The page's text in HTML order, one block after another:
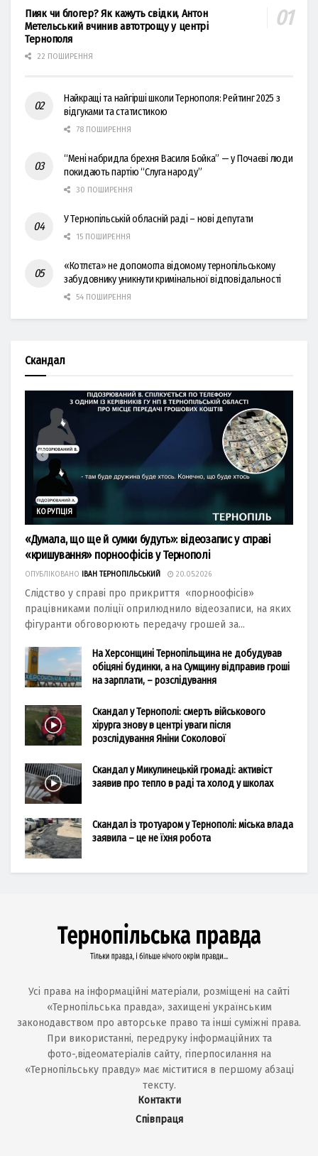
Пияк чи блогер? Як кажуть свідки, Антон
Метельський вчинив автотрощу у центрі
Тернополя
22 ПОШИРЕННЯ
Найкращі та найгірші школи Тернополя: Рейтинг 2025 з
відгуками та статистикою
78 ПОШИРЕННЯ
“Мені набридла брехня Василя Бойка” — у Почаєві люди
покидають партію “Слуга народу”
30 ПОШИРЕННЯ
У Тернопільській обласній раді – нові депутати
15 ПОШИРЕННЯ
«Котлєта» не допомогла відомому тернопільському
забудовнику уникнути кримінальної відповідальності
54 ПОШИРЕННЯ
Скандал
КОРУПЦІЯ
«Думала, що ще й сумки будуть»: відеозапис у справі
«кришування» порноофісів у Тернополі
ОПУБЛІКОВАНО ІВАН ТЕРНОПІЛЬСЬКИЙ 20.05.2026
Слідство у справі про прикриття «порноофісів»
працівниками поліції оприлюднило відеозаписи, на яких
фігуранти обговорюють передачу грошей за...
На Херсонщині Тернопільщина не добудував
обіцяні будинки, а на Сумщину відправив гроші
на зарплати, – розслідування
Скандал у Тернополі: смерть військового
хірурга знову в центрі уваги після
розслідування Яніни Соколової
Скандал у Микулинецькій громаді: активіст
заявив про тепло в раді та холод у школах
Скандал із тротуаром у Тернополі: міська влада
заявила – це не їхня робота
Усі права на інформаційні матеріали, розміщені на сайті
«Тернопільська правда», захищені українським
законодавством про авторське право та інші суміжні права.
При використанні, передруку інформаційних та
фото-,відеоматеріалів сайту, гіперпосилання на
«Тернопільську правду» має міститися в першому абзаці
тексту.
Контакти
Співпраця